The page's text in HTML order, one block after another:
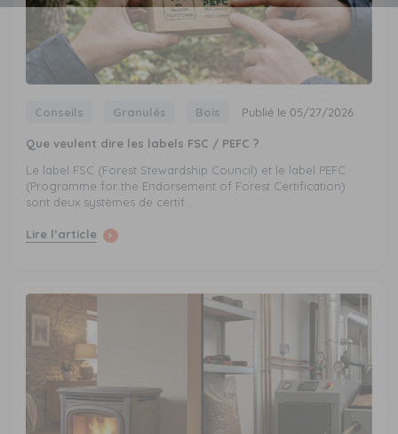
Conseils Granulés Bois Publié le 05/27/2026
Que veulent dire les labels FSC / PEFC ?
Le label FSC (Forest Stewardship Council) et le label PEFC
(Programme for the Endorsement of Forest Certification)
sont deux systèmes de certif...
Lire l’article